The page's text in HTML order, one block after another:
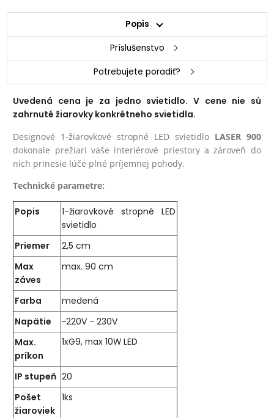
Popis
Príslušenstvo
Potrebujete poradiť?
Uvedená cena je za jedno svietidlo. V cene nie sú
zahrnuté žiarovky konkrétneho svietidla.
Designové 1-žiarovkové stropné LED svietidlo LASER 900
dokonale prežiari vaše interiérové priestory a zároveň do
nich prinesie lúče plné príjemnej pohody.
Technické parametre:
Popis
1-žiarovkové stropné LED
svietidlo
Priemer
2,5 cm
Max
záves
max. 90 cm
Farba
medená
Napätie
~220V - 230V
Max.
príkon
1xG9, max 10W LED
IP stupeň 20
Pošet
žiaroviek
1ks